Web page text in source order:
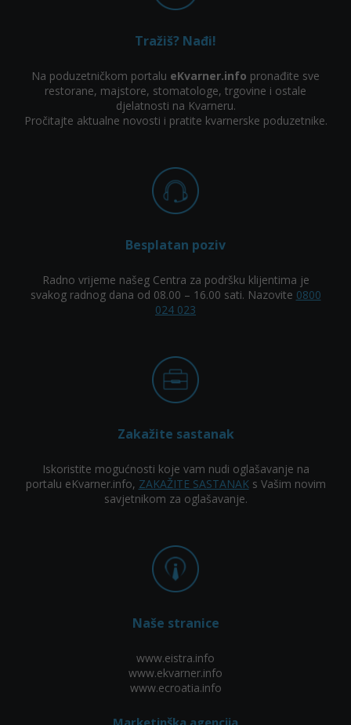
Tražiš? Nađi!
Na poduzetničkom portalu eKvarner.info pronađite sve
restorane, majstore, stomatologe, trgovine i ostale
djelatnosti na Kvarneru.
Pročitajte aktualne novosti i pratite kvarnerske poduzetnike.
Besplatan poziv
Radno vrijeme našeg Centra za podršku klijentima je
svakog radnog dana od 08.00 – 16.00 sati. Nazovite 0800
024 023
Zakažite sastanak
Iskoristite mogućnosti koje vam nudi oglašavanje na
portalu eKvarner.info, ZAKAŽITE SASTANAKs Vašim novim
savjetnikom za oglašavanje.
Naše stranice
www.eistra.info
www.ekvarner.info
www.ecroatia.info